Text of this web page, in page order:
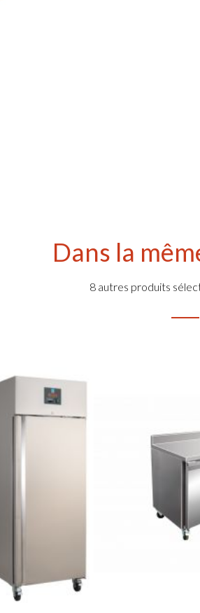
Dans la
8 autres produits